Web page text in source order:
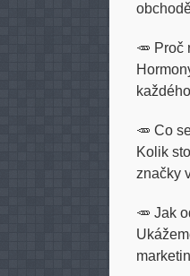
🥕 Proč
🥕 Co
Kolik
značky
🥕 Jak